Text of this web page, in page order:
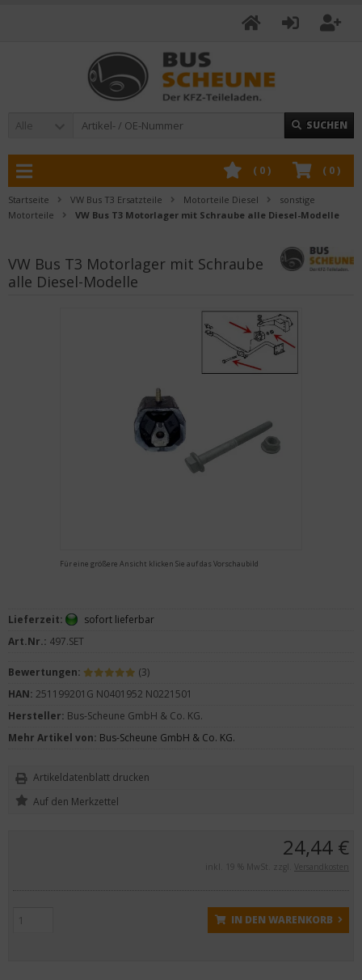
Alle SUCHEN
( 0)
( 0)
Startseite VW Bus T3 Ersatzteile Motorteile Diesel
sonstige
Motorteile
VW Bus T3 Motorlager mit Schraube alle Diesel-Modelle
VW Bus T3 Motorlager mit Schraube
alle Diesel-Modelle
Für eine größere Ansicht klicken Sie auf das Vorschaubild
24,44 €
inkl. 19 % MwSt. zzgl. Versandkosten
IN DEN WARENKORB
Lieferzeit:
sofort lieferbar
Art.Nr.: 497.SET
Bewertungen:
(3)
HAN: 251199201G N0401952 N0221501
Hersteller: Bus-Scheune GmbH & Co. KG.
Mehr Artikel von: Bus-Scheune GmbH & Co. KG.
Artikeldatenblatt drucken